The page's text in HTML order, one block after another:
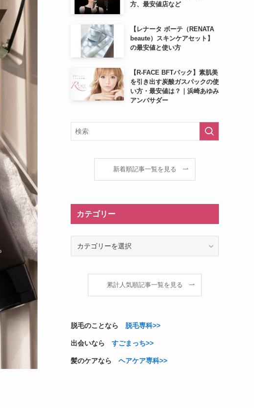
方、最安値店など
【レナータ ボーテ（RENATA
beaute）スキンケアセット】
の最安値と使い方
【R-FACE BFTパック】素肌美
を引き出す炭酸ガスパックの使
い方・最安値は？｜浜崎あゆみ
アンバサダー
新着順記事一覧を見る
カテゴリー
累計人気順記事一覧を見る
脱毛のことなら 脱毛専科>>
出会いなら すごまっち>>
髪のケアなら ヘアケア専科>>